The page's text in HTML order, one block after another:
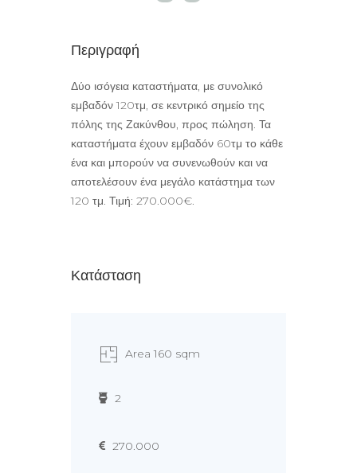
Περιγραφή
Δύο ισόγεια καταστήματα, με συνολικό
εμβαδόν 120τμ, σε κεντρικό σημείο της
πόλης της Ζακύνθου, προς πώληση. Τα
καταστήματα έχουν εμβαδόν 60τμ το κάθε
ένα και μπορούν να συνενωθούν και να
αποτελέσουν ένα μεγάλο κατάστημα των
120 τμ. Τιμή: 270.000€.
Κατάσταση
Area 160 sqm
2
270.000